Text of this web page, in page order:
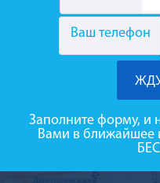
Ваш телефон
Заполните форму, и
Вами в ближайшее